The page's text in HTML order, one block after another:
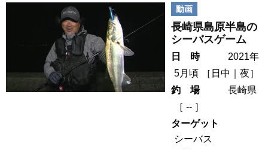
動画
長崎県島原半島の
シーバスゲーム
日 時
2021年
5月頃
［ 日中 夜］
釣 場
長崎県
［ -- ］
ターゲット
シーバス